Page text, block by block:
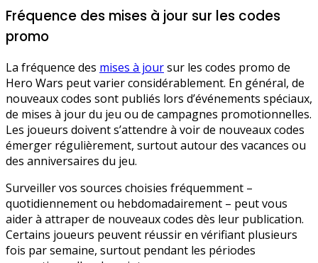
Fréquence des mises à jour sur les codes
promo
La fréquence des mises à joursur les codes promo de
Hero Wars peut varier considérablement. En général, de
nouveaux codes sont publiés lors d’événements spéciaux,
de mises à jour du jeu ou de campagnes promotionnelles.
Les joueurs doivent s’attendre à voir de nouveaux codes
émerger régulièrement, surtout autour des vacances ou
des anniversaires du jeu.
Surveiller vos sources choisies fréquemment –
quotidiennement ou hebdomadairement – peut vous
aider à attraper de nouveaux codes dès leur publication.
Certains joueurs peuvent réussir en vérifiant plusieurs
fois par semaine, surtout pendant les périodes